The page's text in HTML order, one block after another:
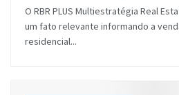
O RBR PLUS Multiestratégia Real
um fato relevante informando a
residencial...